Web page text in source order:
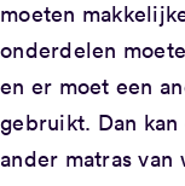
moeten
onderdelen
en er moet een
gebruikt. Dan
ander matras van